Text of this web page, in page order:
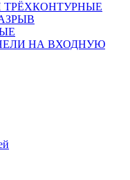
ТРЁХКОНТУРНЫЕ
НА ВХОДНУЮ